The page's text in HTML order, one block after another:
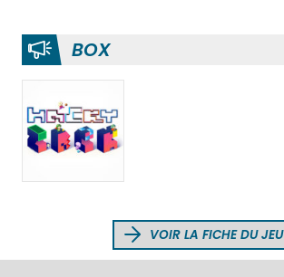
BOX
VOIR LA FICHE DU JEU